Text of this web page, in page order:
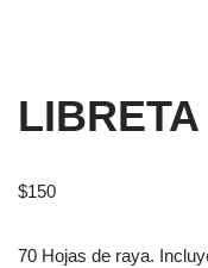
$150
70 Hojas de raya.